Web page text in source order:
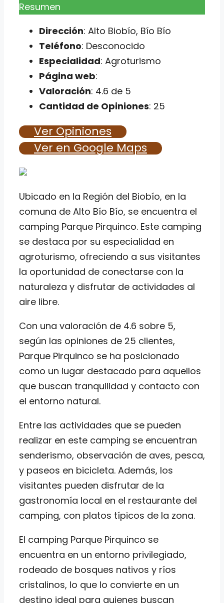
Resumen
Dirección: Alto Biobío, Bío Bío
Teléfono: Desconocido
Especialidad: Agroturismo
Página web:
Valoración: 4.6 de 5
Cantidad de Opiniones: 25
Ver Opiniones
Ver en Google Maps
Ubicado en la Región del Biobío, en la
comuna de Alto Bío Bío, se encuentra el
camping Parque Pirquinco. Este camping
se destaca por su especialidad en
agroturismo, ofreciendo a sus visitantes
la oportunidad de conectarse con la
naturaleza y disfrutar de actividades al
aire libre.
Con una valoración de 4.6 sobre 5,
según las opiniones de 25 clientes,
Parque Pirquinco se ha posicionado
como un lugar destacado para aquellos
que buscan tranquilidad y contacto con
el entorno natural.
Entre las actividades que se pueden
realizar en este camping se encuentran
senderismo, observación de aves, pesca,
y paseos en bicicleta. Además, los
visitantes pueden disfrutar de la
gastronomía local en el restaurante del
camping, con platos típicos de la zona.
El camping Parque Pirquinco se
encuentra en un entorno privilegiado,
rodeado de bosques nativos y ríos
cristalinos, lo que lo convierte en un
destino ideal para quienes buscan